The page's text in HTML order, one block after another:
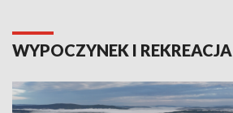
WYPOCZYNEK I REKREACJA